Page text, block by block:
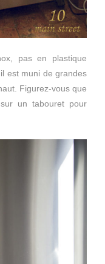
pas en plastique
est muni de grandes
Figurez-vous que
un tabouret pour